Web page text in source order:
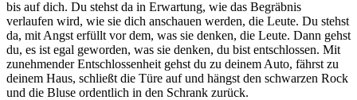
bis auf dich. Du stehst da in Erwartung, wie das Begräbnis
verlaufen wird, wie sie dich anschauen werden, die Leute. Du stehst
da, mit Angst erfüllt vor dem, was sie denken, die Leute. Dann gehst
du, es ist egal geworden, was sie denken, du bist entschlossen. Mit
zunehmender Entschlossenheit gehst du zu deinem Auto, fährst zu
deinem Haus, schließt die Türe auf und hängst den schwarzen Rock
und die Bluse ordentlich in den Schrank zurück.